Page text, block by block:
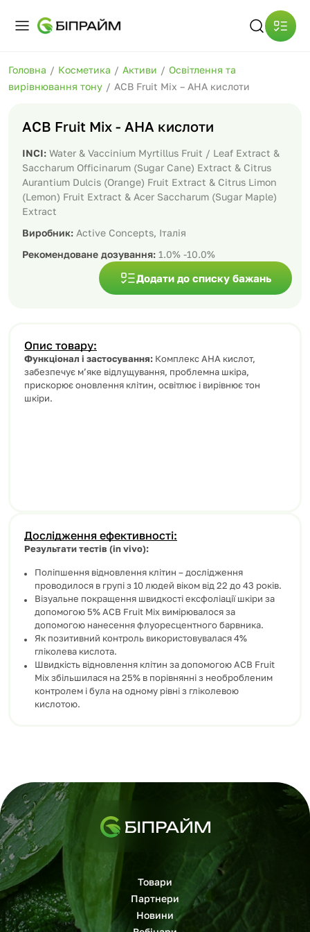
Головна / Косметика / Активи / Освітлення та
вирівнювання тону / ACB Fruit Mix – АНА кислоти
ACB Fruit Mix - АНА кислоти
INCI: Water & Vaccinium Myrtillus Fruit / Leaf Extract &
Saccharum Officinarum (Sugar Cane) Extract & Citrus
Aurantium Dulcis (Orange) Fruit Extract & Citrus Limon
(Lemon) Fruit Extract & Acer Saccharum (Sugar Maple)
Extract
Виробник: Active Concepts, Італія
Рекомендоване дозування: 1.0% -10.0%
Додати до списку бажань
Опис товару:
Функціонал і застосування: Комплекс АНА кислот,
забезпечує м’яке відлущування, проблемна шкіра,
прискорює оновлення клітин, освітлює і вирівнює тон
шкіри.
Дослідження ефективності:
Результати тестів (in vivo):
Поліпшення відновлення клітин – дослідження
проводилося в групі з 10 людей віком від 22 до 43 років.
Візуальне покращення швидкості ексфоліації шкіри за
допомогою 5% ACB Fruit Mix вимірювалося за
допомогою нанесення флуоресцентного барвника.
Як позитивний контроль використовувалася 4%
гліколева кислота.
Швидкість відновлення клітин за допомогою ACB Fruit
Mix збільшилася на 25% в порівнянні з необробленим
контролем і була на одному рівні з гліколевою
кислотою.
Товари
Партнери
Новини